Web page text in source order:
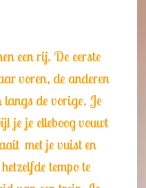
een rij. De eerste
voren, de anderen
langs de vorige. Je
je je elleboog vouwt
met je vuist en
tempo te